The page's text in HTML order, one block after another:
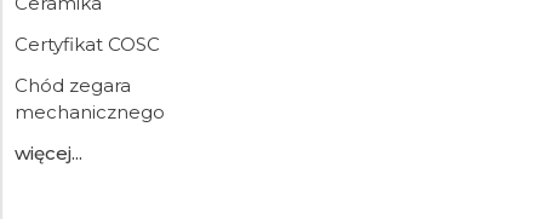
Certyfikat COSC
Chód zegara
mechanicznego
więcej...